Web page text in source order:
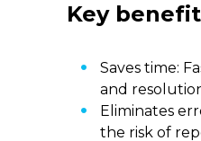
Key
Saves time:
and
Eliminates
the risk of